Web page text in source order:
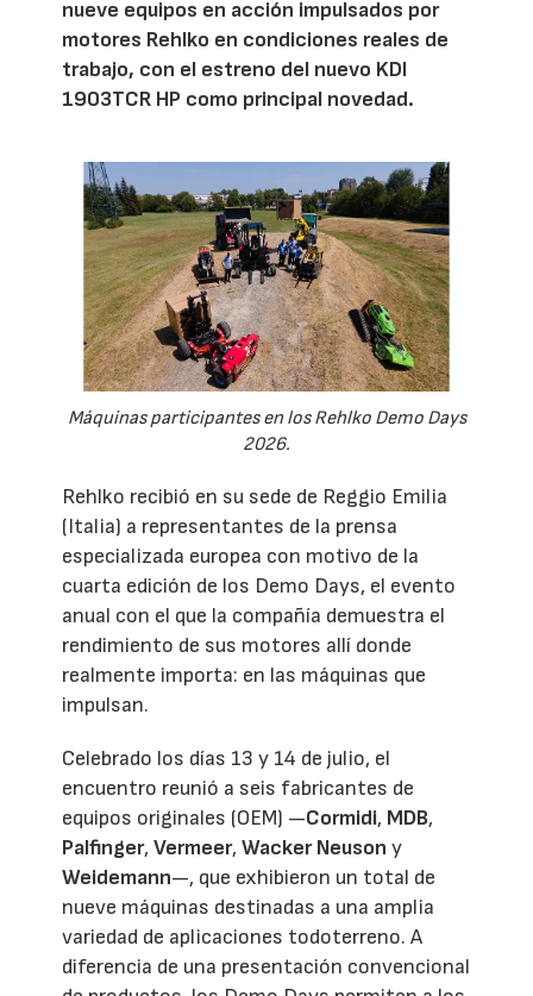
nueve equipos en acción impulsados por
motores Rehlko en condiciones reales de
trabajo, con el estreno del nuevo KDI
1903TCR HP como principal novedad.
Máquinas participantes en los Rehlko Demo Days
2026.
Rehlko recibió en su sede de Reggio Emilia
(Italia) a representantes de la prensa
especializada europea con motivo de la
cuarta edición de los Demo Days, el evento
anual con el que la compañía demuestra el
rendimiento de sus motores allí donde
realmente importa: en las máquinas que
impulsan.
Celebrado los días 13 y 14 de julio, el
encuentro reunió a seis fabricantes de
equipos originales (OEM) —Cormidi, MDB,
Palfinger,Vermeer,Wacker Neuson y
Weidemann—, que exhibieron un total de
nueve máquinas destinadas a una amplia
variedad de aplicaciones todoterreno. A
diferencia de una presentación convencional